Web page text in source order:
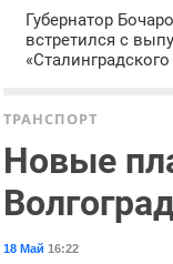
Губернатор
встретился с
ТРАНСПОРТ
Новые
18 Май 16:22